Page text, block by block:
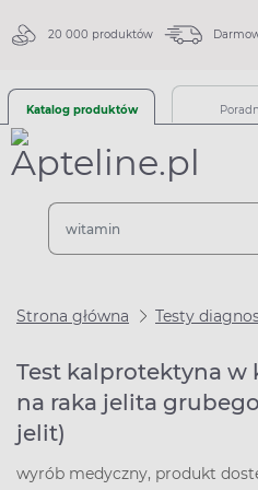
20 000 produktów
Katalog produktów
Strona główna Testy
Test kalprotektyna w
na raka jelita
jelit)
wyrób medyczny, produkt